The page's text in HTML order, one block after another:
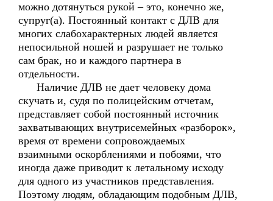
можно дотянуться рукой – это, конечно же,
супруг(а). Постоянный контакт с ДЛВ для
многих слабохарактерных людей является
непосильной ношей и разрушает не только
сам брак, но и каждого партнера в
отдельности.
Наличие ДЛВ не дает человеку дома
скучать и, судя по полицейским отчетам,
представляет собой постоянный источник
захватывающих внутрисемейных «разборок»,
время от времени сопровождаемых
взаимными оскорблениями и побоями, что
иногда даже приводит к летальному исходу
для одного из участников представления.
Поэтому людям, обладающим подобным ДЛВ,